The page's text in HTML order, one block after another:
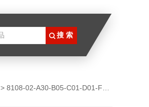
> 8108-02-A30-B05-C01-D01-F01涡流传感器